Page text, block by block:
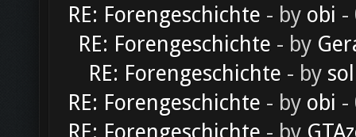
RE: Forengeschichte - by obi -
RE: Forengeschichte - by
RE: Forengeschichte - by
RE: Forengeschichte - by obi -